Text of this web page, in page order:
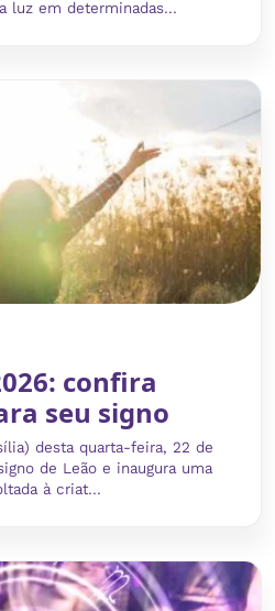
luz em determinadas...
confira
seu signo
desta quarta-feira, 22 de
de Leão e inaugura uma
à criat...